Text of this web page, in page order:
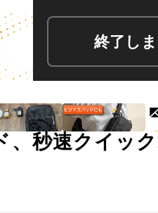
終了し
、秒速クイッ